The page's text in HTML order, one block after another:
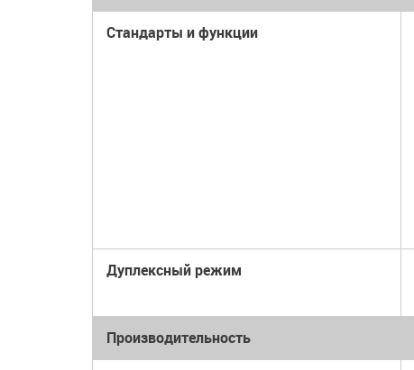
Стандарты и функции
Дуплексный режим
Производительность